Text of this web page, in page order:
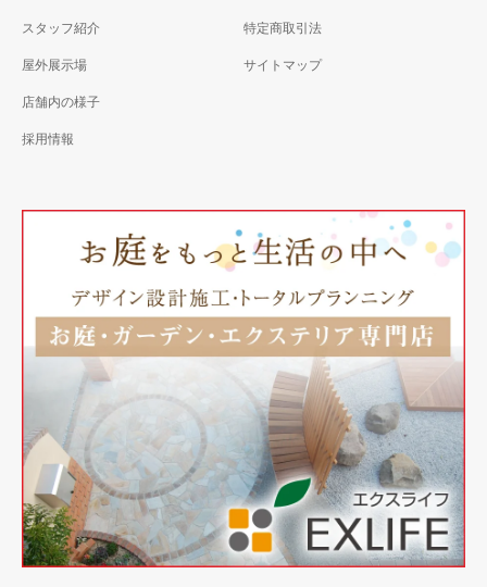
スタッフ紹介
屋外展示場
店舗内の様子
採用情報
特定商取引法
サイトマップ